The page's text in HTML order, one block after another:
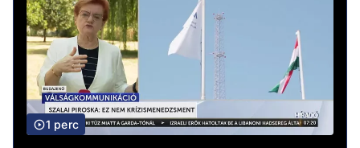
1 perc